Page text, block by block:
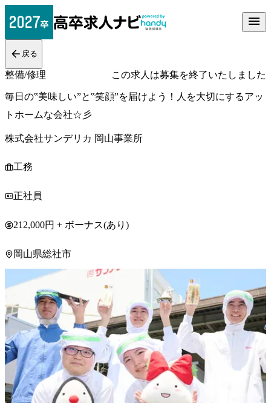
戻る
整備/修理 この求人は募集を終了いたしました
毎日の‟美味しい”と‟笑顔”を届けよう！人を大切にするアッ
トホームな会社☆彡
株式会社サンデリカ 岡山事業所
工務
正社員
212,000円 + ボーナス(あり)
岡山県総社市